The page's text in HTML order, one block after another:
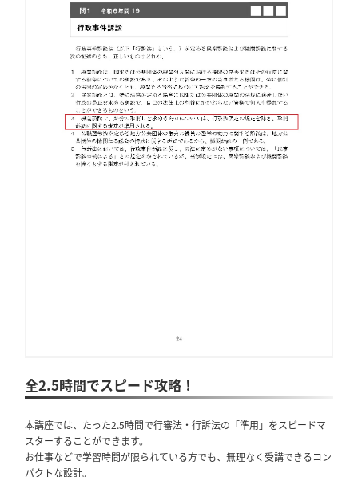
全2.5時間でスピード攻略！
本講座では、たった2.5時間で行審法・行訴法の「準用」をスピードマ
スターすることができます。
お仕事などで学習時間が限られている方でも、無理なく受講できるコン
パクトな設計。